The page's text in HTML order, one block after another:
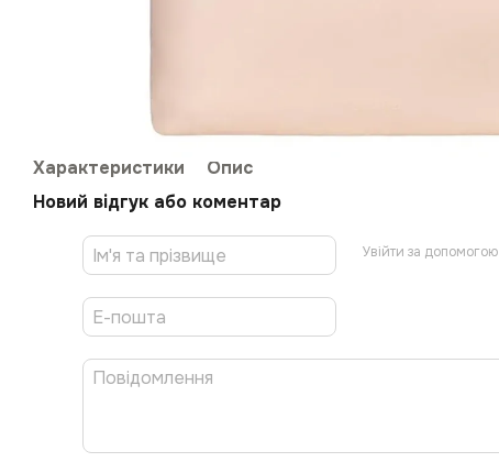
Характеристики
Опис
Новий відгук або коментар
Увійти за допомогою